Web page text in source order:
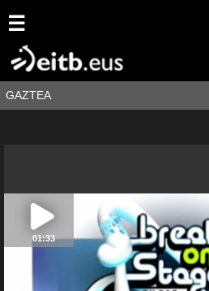
☰
GAZTEA
01:33